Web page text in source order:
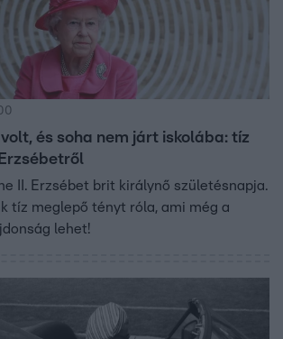
és soha nem járt iskolába: tíz
II. Erzsébet brit királynő születésnapja.
tíz meglepő tényt róla, ami még a
lehet!